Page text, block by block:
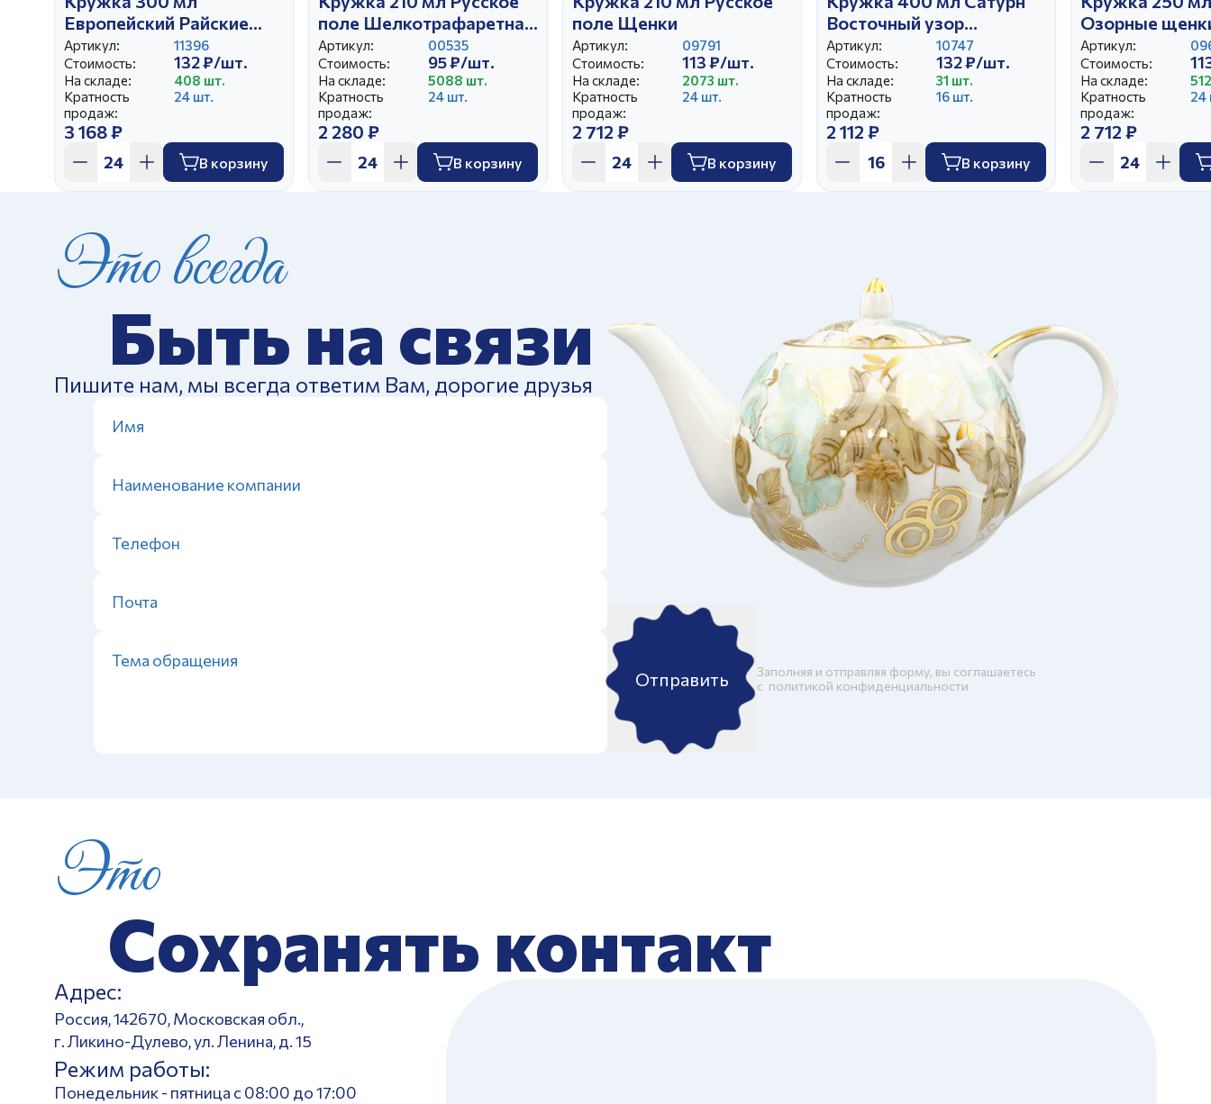
Европейский Райские
ландыши Изумруд
Артикул:
11396
Стоимость:
132 ₽/шт.
На складе:
408 шт.
Кратность
продаж:
24 шт.
3 168 ₽
В корзину
поле Шелкотрафаретная
печать
Артикул:
00535
Стоимость:
95 ₽/шт.
На складе:
5088 шт.
Кратность
продаж:
24 шт.
2 280 ₽
В корзину
поле Щенки
Артикул:
09791
Стоимость:
113 ₽/шт.
На складе:
2073 шт.
Кратность
продаж:
24 шт.
2 712 ₽
В корзину
Восточный узор
керамика
Артикул:
10747
Стоимость:
132 ₽/шт.
На складе:
31 шт.
Кратность
продаж:
16 шт.
2 112 ₽
В корзину
Озорные
Артикул:
Стоимость:
На складе:
Кратность
продаж:
24
2 712 ₽
Это всегда
Быть на связи
Пишите нам, мы всегда ответим Вам, дорогие друзья
Отправить
Заполняя и отправляя форму, вы соглашаетесь
c политикой конфиденциальности
Это
Сохранять контакт
Адрес:
Россия, 142670, Московская обл.,
г. Ликино-Дулево, ул. Ленина, д. 15
Режим работы:
Понедельник - пятница с 08:00 до 17:00